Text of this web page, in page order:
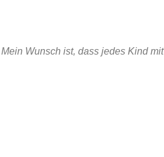
Wunsch ist, dass jedes Kind mit